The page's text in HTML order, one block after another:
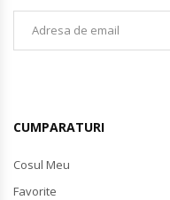
CUMPARATURI
Cosul Meu
Favorite